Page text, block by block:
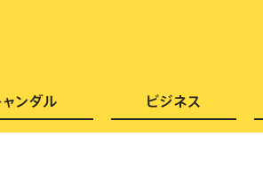
芸能・エンタメ